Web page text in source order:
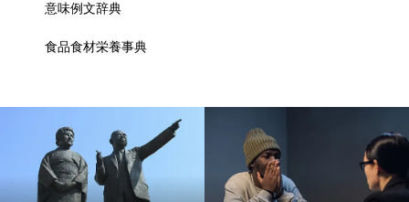
意味例文辞典
食品食材栄養事典